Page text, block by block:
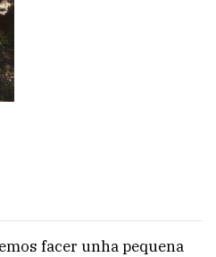
facer unha pequena